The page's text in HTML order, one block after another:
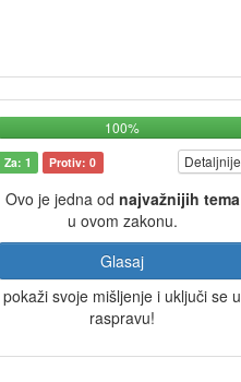
100%
Za: 1 Protiv: 0 Detaljnije
Ovo je jedna od najvažnijih tema
u ovom zakonu.
Glasaj
pokaži svoje mišljenje i uključi se u
raspravu!